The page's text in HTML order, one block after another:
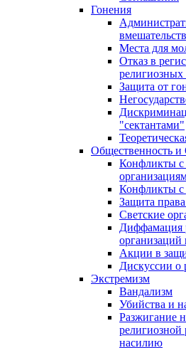
Гонения
Места для
Отказ в
Защита от
"сектантами"
Общественность
Конфликты с
Конфликты с
Защита
Светские
Диффамация
Акции в
Дискуссии о
Экстремизм
Вандализм
Убийства и
Разжигание
насилию